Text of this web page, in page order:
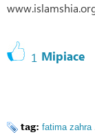
1 Mipiace
tag: fatima zahra